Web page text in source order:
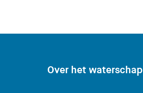
Over het waterschap